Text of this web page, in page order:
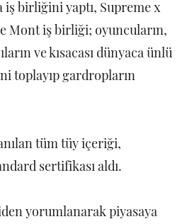
iş birliğini yaptı, Supreme x
Mont iş birliği; oyuncuların,
ve kısacası dünyaca ünlü
toplayıp gardropların
tüm tüy içeriği,
sertifikası aldı.
yorumlanarak piyasaya